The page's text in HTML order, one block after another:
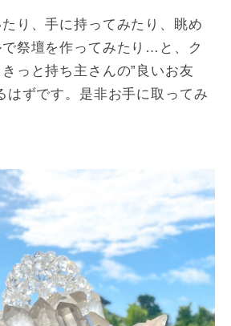
り、手に持ってみたり、眺め
祭壇を作ってみたり…と、ク
っと持ち主さんの”良いお友
はずです。是非お手に取ってみ